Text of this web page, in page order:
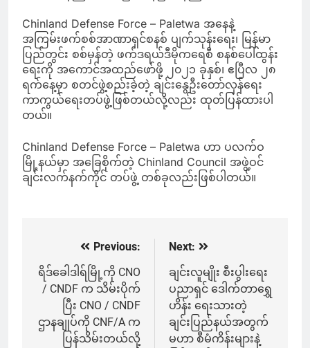
Chinland Defense Force – Paletwa အနေနဲ့
အကြမ်းဖက်စစ်အာဏာရှင်စနစ် ပျက်သုန်းရေး၊ မြန်မာ
ပြည်တွင်း စစ်မှန်တဲ့ ဖက်ဒရယ်ဒီမိုကရေစီ စနစ်ပေါ်ထွန်း
ရေးကို အကောင်အထည်ဖော်ဖို့ ၂၀၂၁ ခုနှစ်၊ ဧပြီလ ၂၈
ရက်နေ့မှာ စတင်ဖွဲ့စည်းခဲ့တဲ့ ချင်းနွေဦးတော်လှန်ရေး
ကာကွယ်ရေးတပ်ဖွဲ့ဖြစ်တယ်လို့လည်း ထုတ်ပြန်ထားပါ
တယ်။
Chinland Defense Force – Paletwa ဟာ ပလက်ဝ
မြို့နယ်မှာ အခြေစိုက်တဲ့ Chinland Council အဖွဲ့ဝင်
ချင်းလက်နက်ကိုင် တပ်ဖွဲ့ တစ်ခုလည်းဖြစ်ပါတယ်။
navigation
Previous:
ရိဒ်ခေါဒါရ်မြို့ကို CNO
/ CNDF က သိမ်းပိုက်
ပြီး CNO / CNDF
ဌာနချုပ်ကို CNF/A က
ပြန်သိမ်းတယ်လို့
Next:
ချင်းလူမျိုး စီးပွါးရေး
ပညာရှင် ဒေါက်တာရွှေ
ဟိန်း ရေးသားတဲ့
ချင်းပြည်နယ်အတွက်
မဟာ စီမံကိန်းများနဲ့